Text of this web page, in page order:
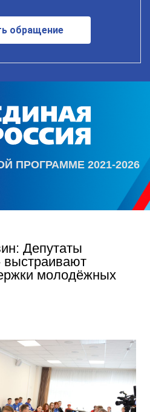
обращение
ПРОГРАММЕ 2021-2026
Депутаты
выстраивают
молодёжных